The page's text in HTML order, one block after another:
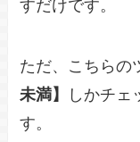
すだけです。
ただ、こちらの
未満】
しかチェ
す。